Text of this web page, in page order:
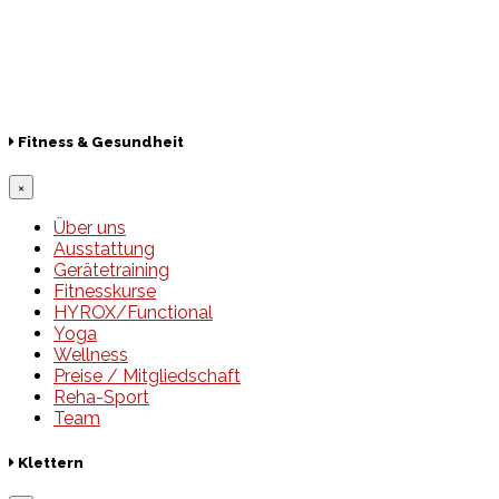
Fitness & Gesundheit
×
Über uns
Ausstattung
Gerätetraining
Fitnesskurse
HYROX/Functional
Yoga
Wellness
Preise / Mitgliedschaft
Reha-Sport
Team
Klettern